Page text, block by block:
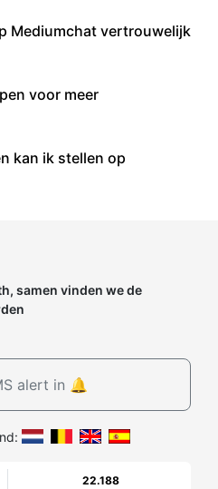
Mediumchat vertrouwelijk
voor meer
kan ik stellen op
samen vinden we de
alert in 🔔
22.188